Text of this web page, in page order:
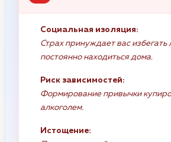
Социальная изоляция:
Страх принуждает вас избегать
постоянно находиться дома.
Риск зависимостей:
Формирование привычки
алкоголем.
Истощение: